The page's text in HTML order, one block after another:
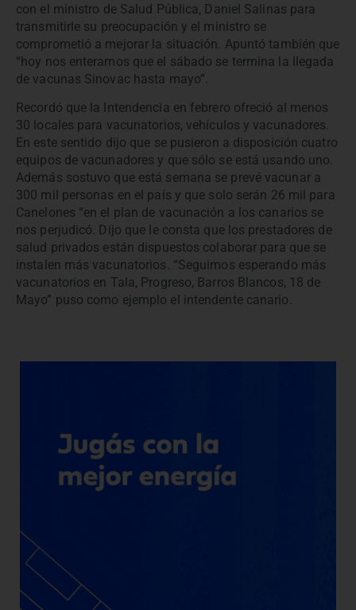
con el ministro de Salud Pública, Daniel Salinas para
transmitirle su preocupación y el ministro se
comprometió a mejorar la situación. Apuntó también que
“hoy nos enteramos que el sábado se termina la llegada
de vacunas Sinovac hasta mayo”.
Recordó que la Intendencia en febrero ofreció al menos
30 locales para vacunatorios, vehículos y vacunadores.
En este sentido dijo que se pusieron a disposición cuatro
equipos de vacunadores y que sólo se está usando uno.
Además sostuvo que está semana se prevé vacunar a
300 mil personas en el país y que solo serán 26 mil para
Canelones “en el plan de vacunación a los canarios se
nos perjudicó. Dijo que le consta que los prestadores de
salud privados están dispuestos colaborar para que se
instalen más vacunatorios. “Seguimos esperando más
vacunatorios en Tala, Progreso, Barros Blancos, 18 de
Mayo” puso como ejemplo el intendente canario.